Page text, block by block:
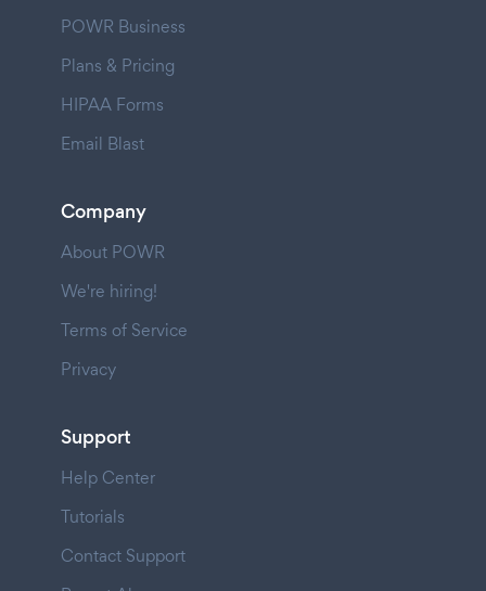
POWR Business
Plans & Pricing
HIPAA Forms
Email Blast
Company
About POWR
We're hiring!
Terms of Service
Privacy
Support
Help Center
Tutorials
Contact Support